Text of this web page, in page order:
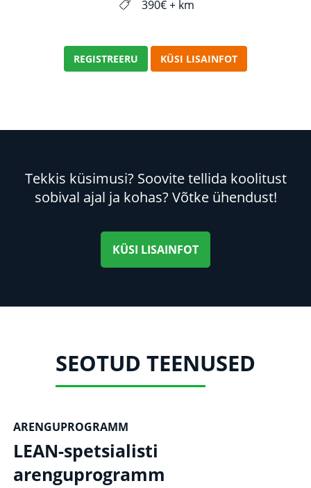
390€ + km
REGISTREERU KÜSI LISAINFOT
Tekkis küsimusi? Soovite tellida koolitust
sobival ajal ja kohas? Võtke ühendust!
KÜSI LISAINFOT
SEOTUD TEENUSED
ARENGUPROGRAMM
LEAN-spetsialisti
arenguprogramm